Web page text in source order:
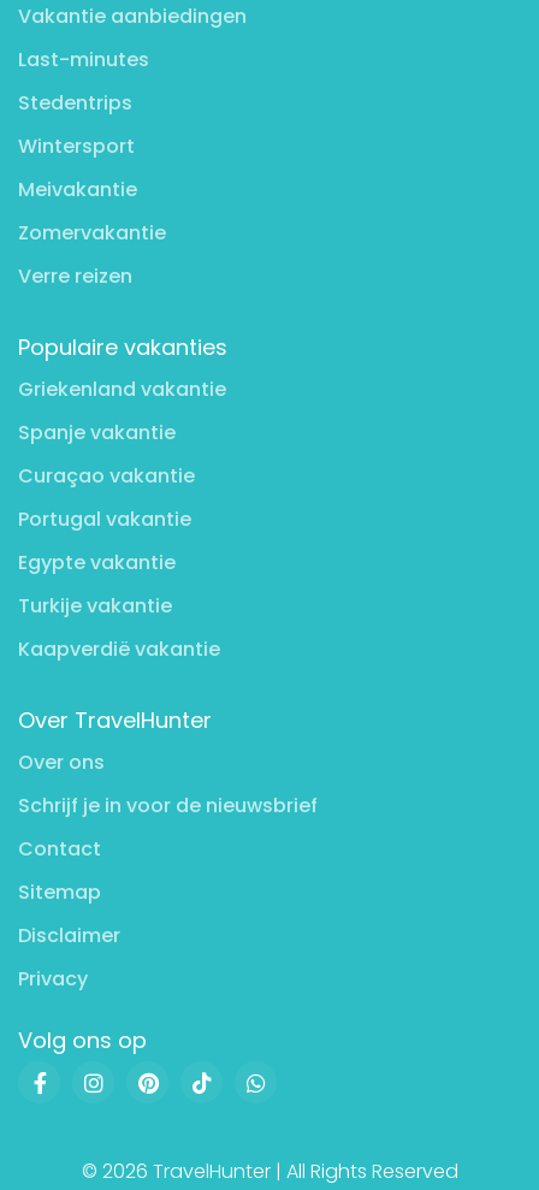
Vakantie aanbiedingen
Last-minutes
Stedentrips
Wintersport
Meivakantie
Zomervakantie
Verre reizen
Populaire vakanties
Griekenland vakantie
Spanje vakantie
Curaçao vakantie
Portugal vakantie
Egypte vakantie
Turkije vakantie
Kaapverdië vakantie
Over TravelHunter
Over ons
Schrijf je in voor de nieuwsbrief
Contact
Sitemap
Disclaimer
Privacy
Volg ons op
© 2026 TravelHunter | All Rights Reserved